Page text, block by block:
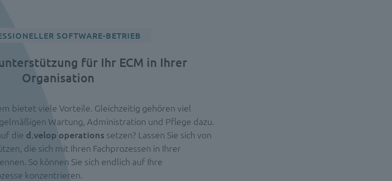
SOFTWARE-BETRIEB
für Ihr ECM in Ihrer
Organisation
bietet viele Vorteile. Gleichzeitig gehören viel
Wartung, Administration und Pflege dazu.
die d.velop operationssetzen? Lassen Sie sich von
die sich mit Ihren Fachprozessen in Ihrer
So können Sie sich endlich auf Ihre
konzentrieren.